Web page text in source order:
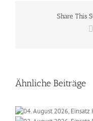
Share This
Ähnliche Beiträge